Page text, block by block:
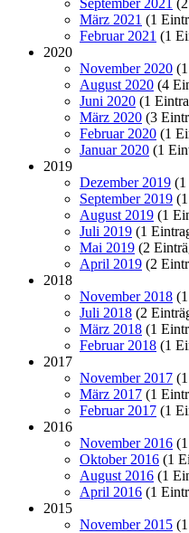
März 2021 (1
Februar 2021 (1
2020
November 2020
August 2020 (4
Juni 2020 (1
März 2020 (3
Februar 2020 (1
Januar 2020 (1
2019
Dezember 2019 (1
September 2019
August 2019 (1
Juli 2019 (1
Mai 2019 (2
April 2019 (2
2018
November 2018
Juli 2018 (2
März 2018 (1
Februar 2018 (1
2017
November 2017
März 2017 (1
Februar 2017 (1
2016
November 2016
Oktober 2016 (1
August 2016 (1
April 2016 (1
2015
November 2015